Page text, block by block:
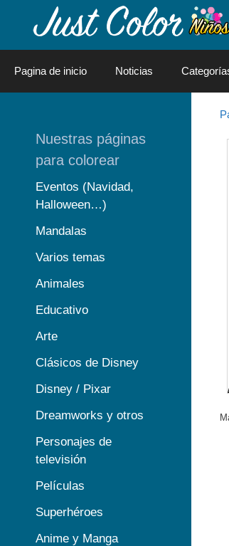
Pagina de inicio Noticias
Nuestras páginas
para colorear
Eventos (Navidad,
Halloween…)
Mandalas
Varios temas
Animales
Educativo
Arte
Clásicos de Disney
Disney / Pixar
Dreamworks y otros
Personajes de
televisión
Películas
Superhéroes
Anime y Manga